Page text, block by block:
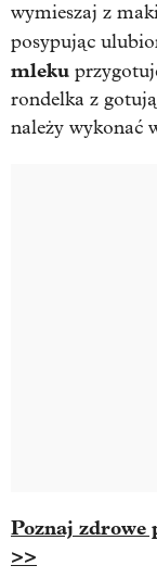
wymieszaj z
posypując
mleku
rondelka z
należy wykonać
Poznaj zdrowe
>>